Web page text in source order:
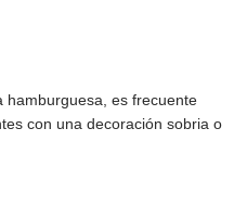
hamburguesa, es frecuente
con una decoración sobria o